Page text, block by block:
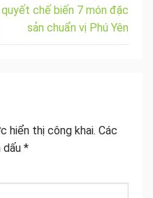
quyết chế biến 7 món đặc
sản chuẩn vị Phú Yên
hiển thị công khai. Các
*